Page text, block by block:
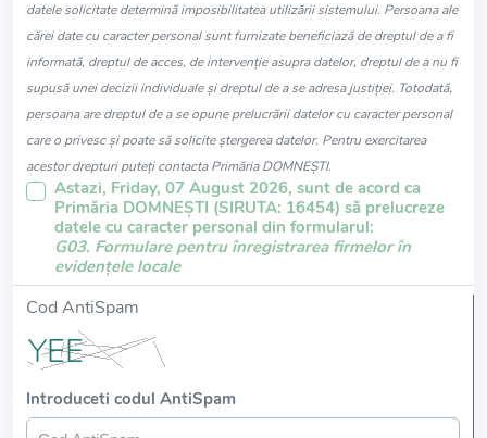
datele solicitate determină imposibilitatea utilizării sistemului. Persoana ale
cărei date cu caracter personal sunt furnizate beneficiază de dreptul de a fi
informată, dreptul de acces, de intervenție asupra datelor, dreptul de a nu fi
supusă unei decizii individuale și dreptul de a se adresa justiției. Totodată,
persoana are dreptul de a se opune prelucrării datelor cu caracter personal
care o privesc și poate să solicite ștergerea datelor. Pentru exercitarea
acestor drepturi puteți contacta Primăria DOMNEŞTI.
Astazi, Friday, 07 August 2026, sunt de acord ca
Primăria DOMNEŞTI (SIRUTA: 16454) să prelucreze
datele cu caracter personal din formularul:
G03. Formulare pentru înregistrarea firmelor în
evidențele locale
Cod AntiSpam
Introduceti codul AntiSpam